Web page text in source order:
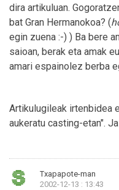
dira artikuluan.
bat Gran Hermanokoa? (
egin zuena :-) ) Ba bere
saioan, berak eta amak
amari espainolez berba
Artikulugileak irtenbidea
aukeratu casting-etan".
Txapapote-man
2002-12-13 : 13:43